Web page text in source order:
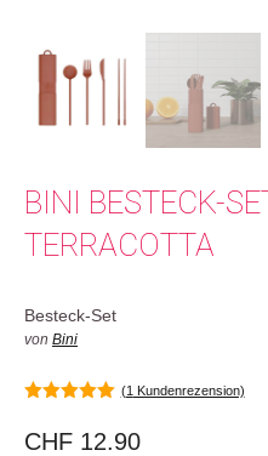
BINI BESTECK-
TERRACOTTA
Besteck-Set
von Bini
(1 Kundenrezension)
CHF 12.90